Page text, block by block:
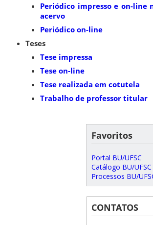
Periódico impresso e on-line
acervo
Periódico on-line
Teses
Tese impressa
Tese on-line
Tese realizada em cotutela
Trabalho de professor titular
Favoritos
Portal BU/UFSC
Catálogo BU/UFSC
Processos BU/
CONTATOS